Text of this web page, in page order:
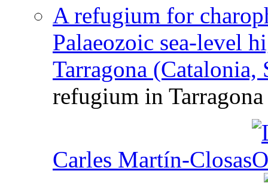
A refugium for
Palaeozoic sea-level
Tarragona (Catalonia,
refugium in Tarragona
Carles Martín-Closas